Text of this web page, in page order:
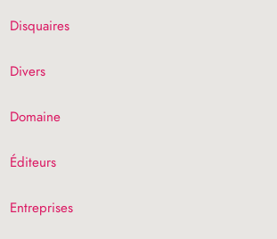
Disquaires
Divers
Domaine
Éditeurs
Entreprises